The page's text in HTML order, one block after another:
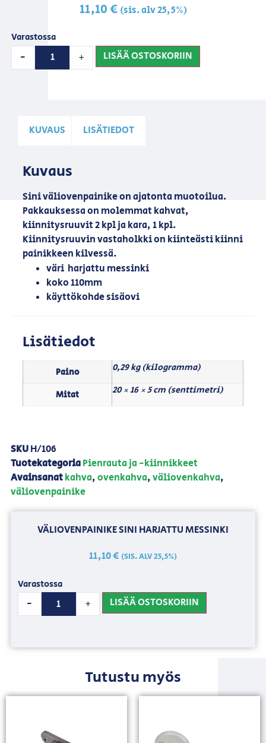
11,10€ (sis. alv 25,5%)
Varastossa
- + LISÄÄ OSTOSKORIIN
KUVAUS LISÄTIEDOT
Kuvaus
Sini väliovenpainike on ajatonta muotoilua.
Pakkauksessa on molemmat kahvat,
kiinnitysruuvit 2 kpl ja kara, 1 kpl.
Kiinnitysruuvin vastaholkki on kiinteästi kiinni
painikkeen kilvessä.
väri harjattu messinki
koko 110mm
käyttökohde sisäovi
Lisätiedot
Paino 0,29 kg (kilogramma)
Mitat 20 × 16 × 5 cm (senttimetri)
SKUH/106
TuotekategoriaPienrauta ja -kiinnikkeet
Avainsanatkahva,ovenkahva,väliovenkahva,
väliovenpainike
VÄLIOVENPAINIKE SINI HARJATTU MESSINKI
11,10€ (SIS. ALV 25,5%)
Varastossa
- + LISÄÄ OSTOSKORIIN
Tutustu myös